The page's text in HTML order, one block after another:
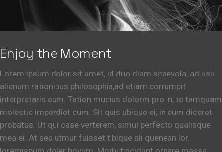
Enjoy the Moment
Lorem ipsum dolor sit amet, id duo diam scaevola, ad usu
alienum rationibus philosophia,ad etiam corrumpit
interpretaris eum. Tation mucius dolorm pro in, te tamquam
molestie imperdiet cum. Sit quis ubique ei, in eum diceret
probatus. Ut qui case verterem, simul perfecto qualisque
mea ei. At sea utmur fuisset tibique ali quenean lor.